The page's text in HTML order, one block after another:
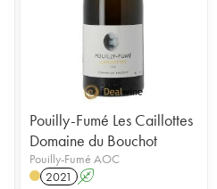
Pouilly-Fumé Les Caillottes
Domaine du Bouchot
Pouilly-Fumé AOC
2021 A